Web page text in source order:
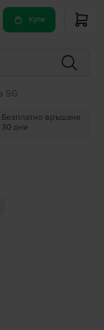
Купи
5G
Безплатно връщане
30 дни